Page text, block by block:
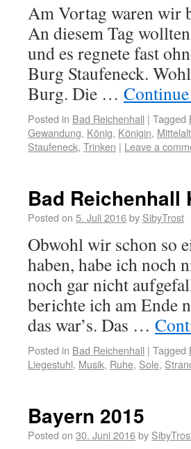
Am Vortag waren wir
An diesem Tag
und es regnete fast
Burg Staufeneck.
Burg. Die …
Posted in Bad Reichenhall | Tagged
Gewandung, König, Königin,
Staufeneck, Trinken | Leave a
Bad Reichenhall
Posted on 5. Juli 2016by SibyTrost
Obwohl wir schon so
haben, habe ich noch
noch gar nicht
berichte ich am Ende
das war’s. Das …
Posted in Bad Reichenhall | Tagged
Liegestuhl, Musik, Ruhe, Sole,
Bayern 2015
Posted on 30. Juni 2016by